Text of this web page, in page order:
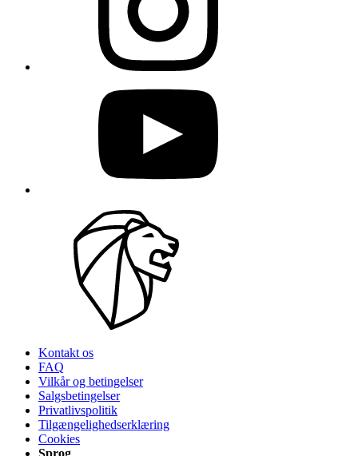
Kontakt os
FAQ
Vilkår og betingelser
Salgsbetingelser
Privatlivspolitik
Tilgængelighedserklæring
Cookies
Sprog